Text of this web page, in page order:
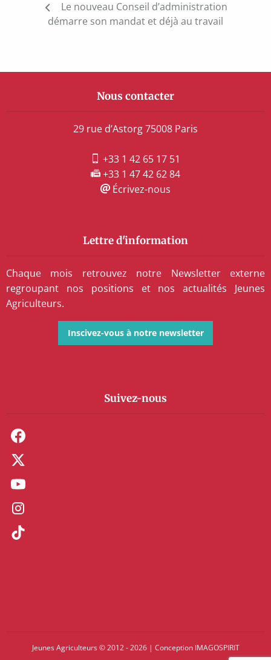
Le nouveau Conseil d’administration
démarre son mandat et déjà au travail
Nous contacter
29 rue d’Astorg 75008 Paris
+33 1 42 65 17 51
+33 1 47 42 62 84
Écrivez-nous
Lettre d'information
Chaque mois retrouvez notre Newsletter externe
regroupant nos positions et nos actualités Jeunes
Agriculteurs.
Inscivez-vous à notre newsletter
Suivez-nous
Jeunes Agriculteurs © 2012 - 2026 | Conception IMAGOSPIRIT